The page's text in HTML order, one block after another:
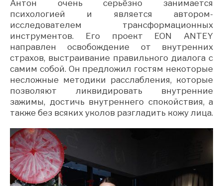
Антон очень серьёзно занимается
психологией и является автором-
исследователем трансформационных
инструментов. Его проект EON ANTEY
направлен освобождение от внутренних
страхов, выстраивание правильного диалога с
самим собой. Он предложил гостям некоторые
несложные методики расслабления, которые
позволяют ликвидировать внутренние
зажимы, достичь внутреннего спокойствия, а
также без всяких уколов разгладить кожу лица.